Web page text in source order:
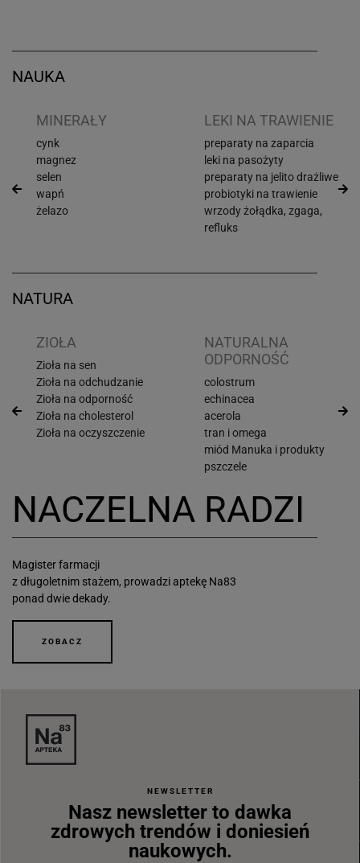
NAUKA
MINERAŁY
cynk
magnez
selen
wapń
żelazo
LEKI NA TRAWIENIE
preparaty na zaparcia
leki na pasożyty
preparaty na jelito drażliwe
probiotyki na trawienie
wrzody żołądka, zgaga,
refluks
NATURA
ZIOŁA
Zioła na sen
Zioła na odchudzanie
Zioła na odporność
Zioła na cholesterol
Zioła na oczyszczenie
NATURALNA
ODPORNOŚĆ
colostrum
echinacea
acerola
tran i omega
miód Manuka i produkty
pszczele
NACZELNA RADZI
Magister farmacji
z długoletnim stażem, prowadzi aptekę Na83
ponad dwie dekady.
ZOBACZ
NEWSLETTER
Nasz newsletter to dawka
zdrowych trendów i doniesień
naukowych.